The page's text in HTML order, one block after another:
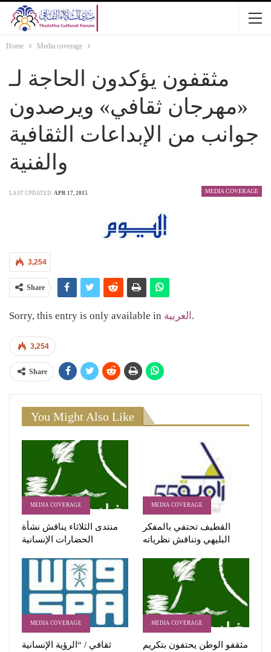
Home Media coverage
مثقفون يؤكدون الحاجة لـ
«مهرجان ثقافي» ويرصدون
جوانب من الإبداعات الثقافية
والفنية
MEDIA COVERAGE
LAST UPDATED APR 17, 2015
3,254
Share
Sorry, this entry is only available in العربية .
3,254
Share
You Might Also Like
MEDIA COVERAGE
منتدى الثلاثاء يناقش نشأة
الحضارات الإنسانية
MEDIA COVERAGE
القطيف تحتفي بالمفكر
البليهي وتناقش نظرياته
MEDIA COVERAGE
ثقافي / “الرؤية الإنسانية
MEDIA COVERAGE
مثقفو الوطن يحتفون بتكريم